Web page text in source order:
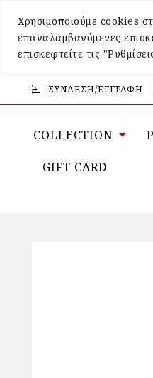
Χρησιμοποιούμε cookies
επαναλαμβανόμενες
επισκεφτείτε τις
ΣΎΝΔΕΣΗ/ΕΓΓΡΑΦΉ
COLLECTION
GIFT CARD